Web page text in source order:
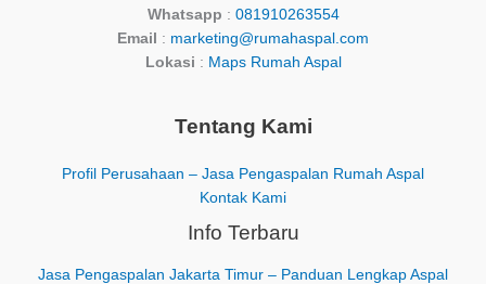
Whatsapp : 081910263554
Email
: marketing@rumahaspal.com
Lokasi : Maps Rumah Aspal
Tentang Kami
Profil Perusahaan – Jasa Pengaspalan Rumah Aspal
Kontak Kami
Info Terbaru
Jasa Pengaspalan Jakarta Timur – Panduan Lengkap Aspal